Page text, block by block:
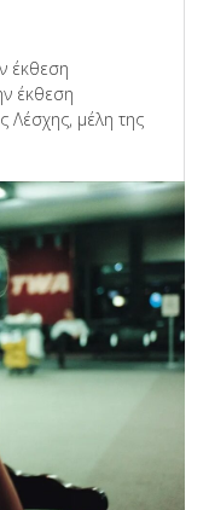
έκθεση
έκθεση
Λέσχης, μέλη της